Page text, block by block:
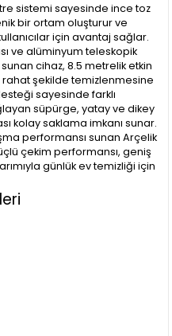
sistemi sayesinde ince toz
bir ortam oluşturur ve
için avantaj sağlar.
ve alüminyum teleskopik
cihaz, 8.5 metrelik etkin
rahat şekilde temizlenmesine
sayesinde farklı
süpürge, yatay ve dikey
kolay saklama imkanı sunar.
performansı sunan Arçelik
çekim performansı, geniş
günlük ev temizliği için